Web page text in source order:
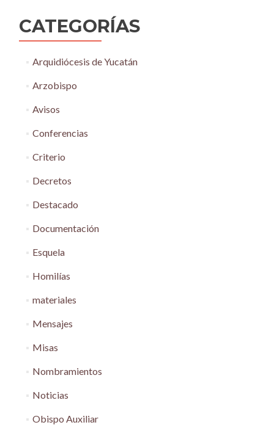
CATEGORÍAS
Arquidiócesis de Yucatán
Arzobispo
Avisos
Conferencias
Criterio
Decretos
Destacado
Documentación
Esquela
Homilías
materiales
Mensajes
Misas
Nombramientos
Noticias
Obispo Auxiliar